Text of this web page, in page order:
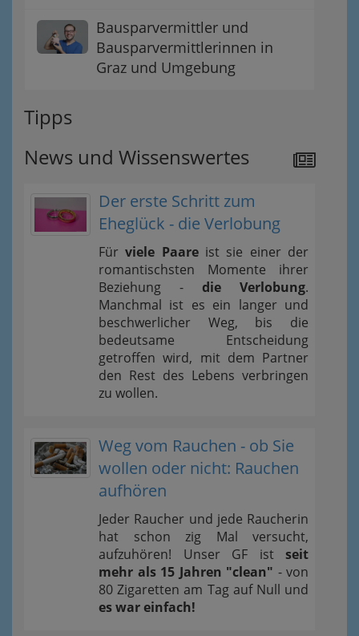
Bausparvermittler und
Bausparvermittlerinnen in
Graz und Umgebung
Tipps
News und Wissenswertes
Der erste Schritt zum
Eheglück - die Verlobung
Fürviele Paareist sie einer der
romantischsten Momente ihrer
Beziehung - die Verlobung.
Manchmal ist es ein langer und
beschwerlicher Weg, bis die
bedeutsame Entscheidung
getroffen wird, mit dem Partner
den Rest des Lebens verbringen
zu wollen.
Weg vom Rauchen - ob Sie
wollen oder nicht: Rauchen
aufhören
Jeder Raucher und jede Raucherin
hat schon zig Mal versucht,
aufzuhören! Unser GF ist seit
mehr als 15 Jahren "clean" - von
80 Zigaretten am Tag auf Null und
es war einfach!